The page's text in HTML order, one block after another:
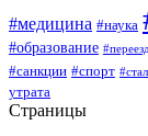
#медицина #наука
#образование #переезд
#санкции #спорт
утрата
Страницы